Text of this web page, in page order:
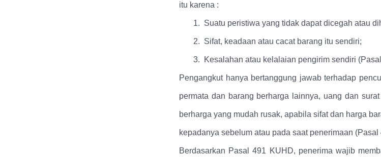
itu karena :
1. Suatu peristiwa yang tidak dapat dicegah atau
2. Sifat, keadaan atau cacat barang itu sendiri;
3. Kesalahan atau kelalaian pengirim sendiri
Pengangkut hanya bertanggung jawab terhadap
permata dan barang berharga lainnya, uang dan
berharga yang mudah rusak, apabila sifat dan harga
kepadanya sebelum atau pada saat penerimaan (Pasal
Berdasarkan Pasal 491 KUHD, penerima wajib